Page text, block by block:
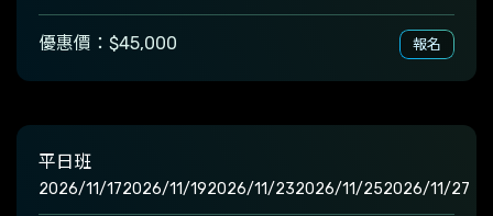
優惠價：$45,000 報名
平日班
2026/11/172026/11/192026/11/232026/11/252026/11/27